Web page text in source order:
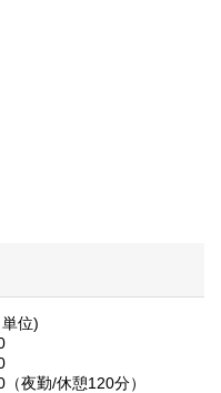
位)
夜勤/休憩120分）